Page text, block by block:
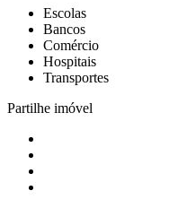
Escolas
Bancos
Comércio
Hospitais
Transportes
Partilhe imóvel